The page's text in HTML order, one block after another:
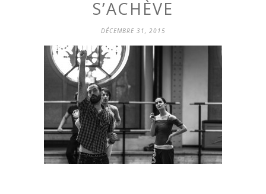
S’ACHÈVE
DÉCEMBRE 31, 2015